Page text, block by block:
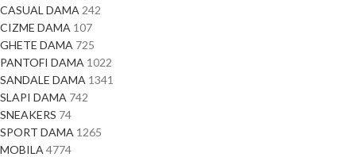
CASUAL DAMA 242
CIZME DAMA 107
GHETE DAMA 725
PANTOFI DAMA 1022
SANDALE DAMA 1341
SLAPI DAMA 742
SNEAKERS 74
SPORT DAMA 1265
MOBILA 4774